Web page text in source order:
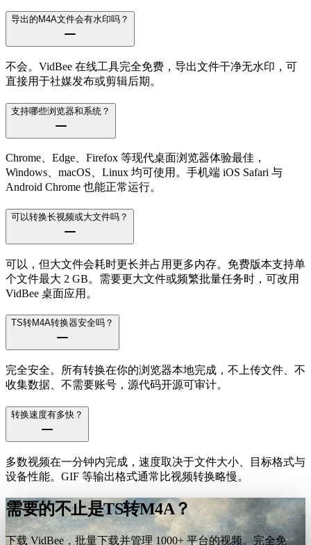
导出的M4A文件会有水印吗？
不会。VidBee 在线工具完全免费，导出文件干净无水印，可
直接用于社媒发布或剪辑后期。
支持哪些浏览器和系统？
Chrome、Edge、Firefox 等现代桌面浏览器体验最佳，
Windows、macOS、Linux 均可使用。手机端 iOS Safari 与
Android Chrome 也能正常运行。
可以转换长视频或大文件吗？
可以，但大文件会耗时更长并占用更多内存。免费版本支持单
个文件最大 2 GB。需要更大文件或频繁批量任务时，可改用
VidBee 桌面应用。
TS转M4A转换器安全吗？
完全安全。所有转换在你的浏览器本地完成，不上传文件、不
收集数据、不需要账号，源代码开源可审计。
转换速度有多快？
多数视频在一分钟内完成，速度取决于文件大小、目标格式与
设备性能。GIF 等输出格式通常比视频转换略慢。
需要的不止是TS转M4A？
下载 VidBee，批量下载并管理 1000+ 平台的视频。完全免